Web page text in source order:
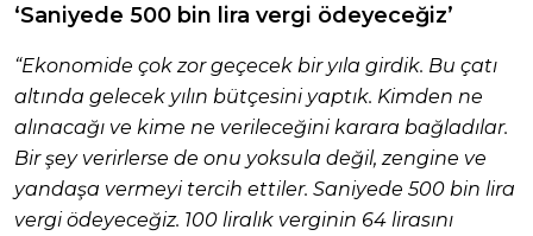
‘Saniyede 500 bin lira vergi ödeyeceğiz’
“Ekonomide çok zor geçecek bir yıla girdik. Bu çatı
altında gelecek yılın bütçesini yaptık. Kimden ne
alınacağı ve kime ne verileceğini karara bağladılar.
Bir şey verirlerse de onu yoksula değil, zengine ve
yandaşa vermeyi tercih ettiler. Saniyede 500 bin lira
vergi ödeyeceğiz. 100 liralık verginin 64 lirasını